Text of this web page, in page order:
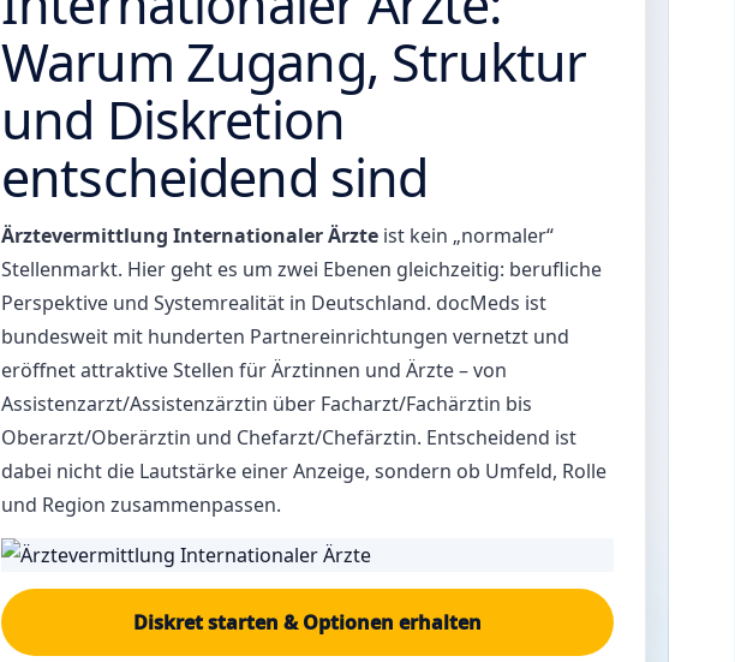
Warum Zugang, Struktur
und Diskretion
entscheidend sind
Ärztevermittlung Internationaler Ärzte ist kein „normaler“
Stellenmarkt. Hier geht es um zwei Ebenen gleichzeitig: berufliche
Perspektive und Systemrealität in Deutschland. docMeds ist
bundesweit mit hunderten Partnereinrichtungen vernetzt und
eröffnet attraktive Stellen für Ärztinnen und Ärzte – von
Assistenzarzt/Assistenzärztin über Facharzt/Fachärztin bis
Oberarzt/Oberärztin und Chefarzt/Chefärztin. Entscheidend ist
dabei nicht die Lautstärke einer Anzeige, sondern ob Umfeld, Rolle
und Region zusammenpassen.
Diskret starten & Optionen erhalten